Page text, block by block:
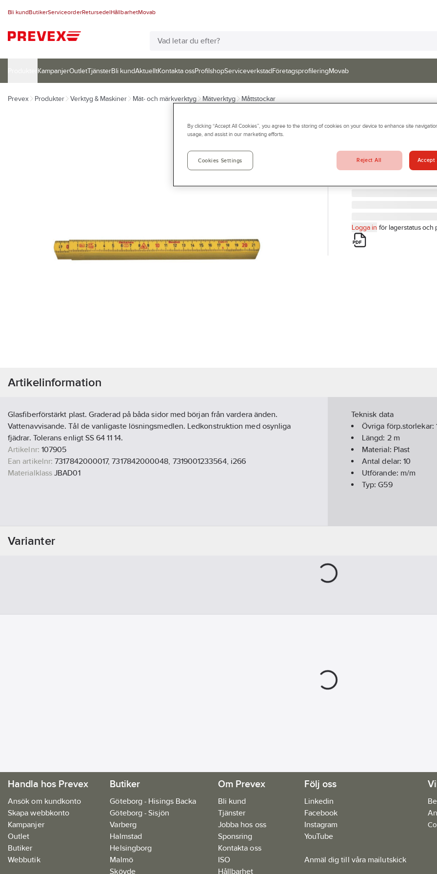
Bli kundButikerServiceorderRetursedelHållbarhetMovab
KampanjerOutletTjänsterBli kundAktuelltKontakta ossProfilshopServiceverkstadFöretagsprofileringMovab
Prevex Produkter Verktyg & Maskiner Mät- och märkverktyg Mätverktyg Måttstockar
HULTAFORS
Måttstock
TUMSTOCK PLAST MM
Artikelnr: 107905
Logga in för lagerstatus och
Artikelinformation
Glasfiberförstärkt plast. Graderad på båda sidor med början från vardera änden.
Vattenavvisande. Tål de vanligaste lösningsmedlen. Ledkonstruktion med osynliga
fjädrar. Tolerans enligt SS 64 11 14.
Artikelnr: 107905
Ean artikelnr: 7317842000017, 7317842000048, 7319001233564, i266
Materialklass JBAD01
Teknisk data
Övriga förp.storlekar:
Längd: 2m
Material: Plast
Antal delar:10
Utförande: m/m
Typ:G59
Varianter
Handla hos Prevex
Ansök om kundkonto
Skapa webbkonto
Kampanjer
Outlet
Butiker
Webbutik
Butiker
Göteborg - Hisings Backa
Göteborg - Sisjön
Varberg
Halmstad
Helsingborg
Malmö
Skövde
Om Prevex
Bli kund
Tjänster
Jobba hos oss
Sponsring
Kontakta oss
ISO
Hållbarhet
Följ oss
Linkedin
Facebook
Instagram
YouTube
Anmäl dig till våra mailutskick
By clicking “Accept All Cookies”, you agree to the storing of cookies on your device to enhance site
usage, and assist in our marketing efforts.
Cookies Settings Reject All Accept